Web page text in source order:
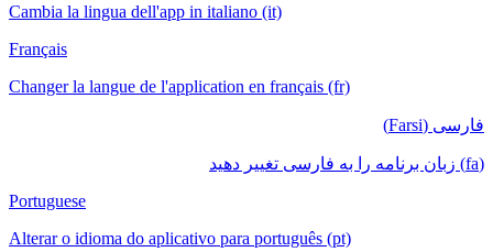
Cambia la lingua dell'app in italiano (it)
Français
Changer la langue de l'application en français (fr)
فارسی (Farsi)
(fa) زبان برنامه را به فارسی تغییر دهید
Portuguese
Alterar o idioma do aplicativo para português (pt)